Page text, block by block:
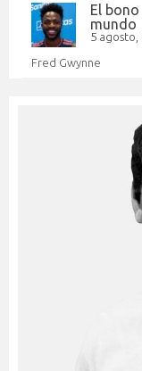
El
mundo
5 agosto,
Fred Gwynne